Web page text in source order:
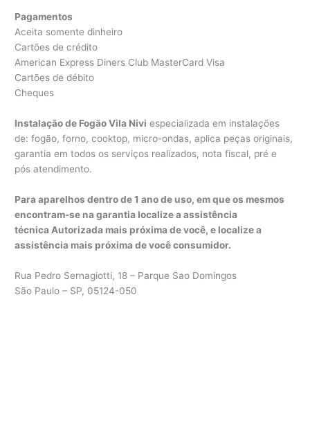
Pagamentos
Aceita somente dinheiro
Cartões de crédito
American Express Diners Club MasterCard Visa
Cartões de débito
Cheques
Instalação de Fogão Vila Nivi especializada em instalações
de: fogão, forno, cooktop, micro-ondas, aplica peças originais,
garantia em todos os serviços realizados, nota fiscal, pré e
pós atendimento.
Para aparelhos dentro de 1 ano de uso, em que os mesmos
encontram-se na garantia localize a assistência
técnica Autorizada mais próxima de você, e localize a
assistência mais próxima de você consumidor.
Rua Pedro Sernagiotti, 18 – Parque Sao Domingos
São Paulo – SP, 05124-050